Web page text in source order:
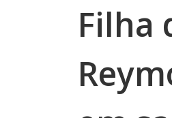
Filha